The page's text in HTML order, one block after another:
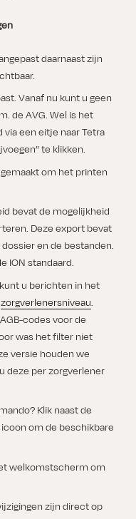
daarnaast zijn
Vanaf nu kunt u geen
de AVG. Wel is het
een eitje naar Tetra
te klikken.
om het printen
bevat de mogelijkheid
Deze export bevat
en de bestanden.
ION standaard.
u berichten in het
zorgverlenersniveau.
codes voor de
was het filter niet
versie houden we
deze per zorgverlener
Klik naast de
om de beschikbare
welkomstscherm om
zijn direct op